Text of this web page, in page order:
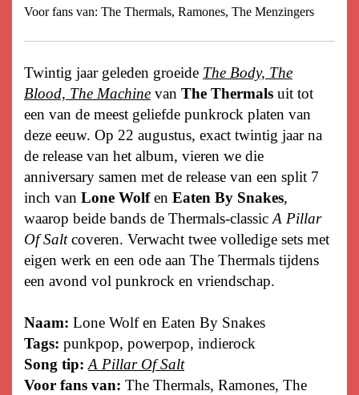
Voor fans van: The Thermals, Ramones, The Menzingers
Twintig jaar geleden groeide The Body, The
Blood, The Machine van The Thermals uit tot
een van de meest geliefde punkrock platen van
deze eeuw. Op 22 augustus, exact twintig jaar na
de release van het album, vieren we die
anniversary samen met de release van een split 7
inch van Lone Wolfen Eaten By Snakes,
waarop beide bands de Thermals-classic A Pillar
Of Saltcoveren. Verwacht twee volledige sets met
eigen werk en een ode aan The Thermals tijdens
een avond vol punkrock en vriendschap.
Naam: Lone Wolf en Eaten By Snakes
Tags: punkpop, powerpop, indierock
Song tip: A Pillar Of Salt
Voor fans van: The Thermals, Ramones, The